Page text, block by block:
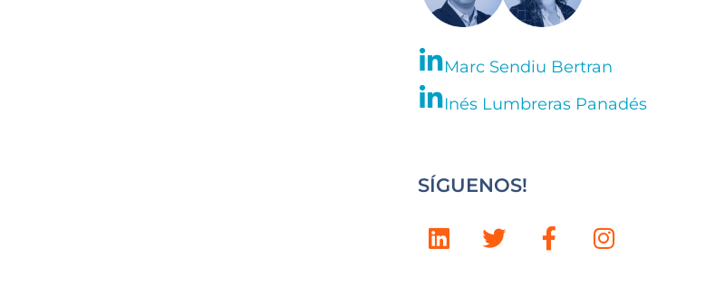
Marc Sendiu Bertran
Inés Lumbreras Panadés
SÍGUENOS!